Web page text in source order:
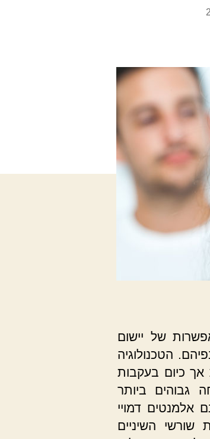
של יישום
הטכנולוגיה
הקודמת אך כיום בעקבות
גבוהים ביותר
אלמנטים דמויי
השיניים